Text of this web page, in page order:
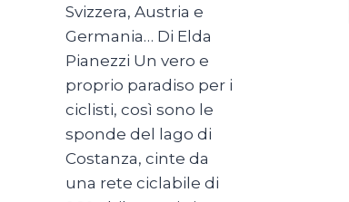
Svizzera, Austria e
Germania… Di Elda
Pianezzi Un vero e
proprio paradiso per i
ciclisti, così sono le
sponde del lago di
Costanza, cinte da
una rete ciclabile di